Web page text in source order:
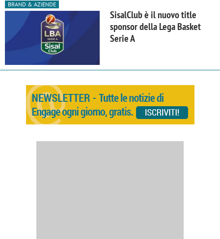
BRAND & AZIENDE
SisalClub è il nuovo title
sponsor della Lega Basket
Serie A